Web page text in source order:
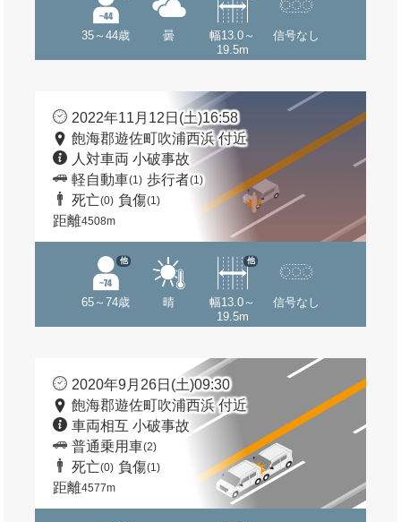
35～44歳 曇
幅13.0～
19.5m
信号なし
2022年11月12日(土)16:58
飽海郡遊佐町吹浦西浜 付近
人対車両 小破事故
軽自動車(1) 歩行者(1)
死亡(0) 負傷(1)
距離4508m
65～74歳
他
晴
幅13.0～
19.5m
他
信号なし
2020年9月26日(土)09:30
飽海郡遊佐町吹浦西浜 付近
車両相互 小破事故
普通乗用車(2)
死亡(0) 負傷(1)
距離4577m